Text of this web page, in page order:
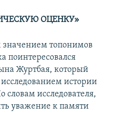
ОЦЕНКУ»
значением топонимов
поинтересовался
Журтбая, который
истории
словам исследователя,
уважение к памяти